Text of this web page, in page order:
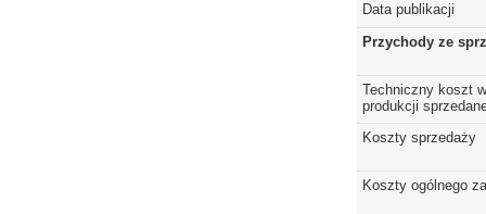
Data publikacji
Przychody ze
Techniczny koszt
produkcji
Koszty sprzedaży
Koszty ogólnego